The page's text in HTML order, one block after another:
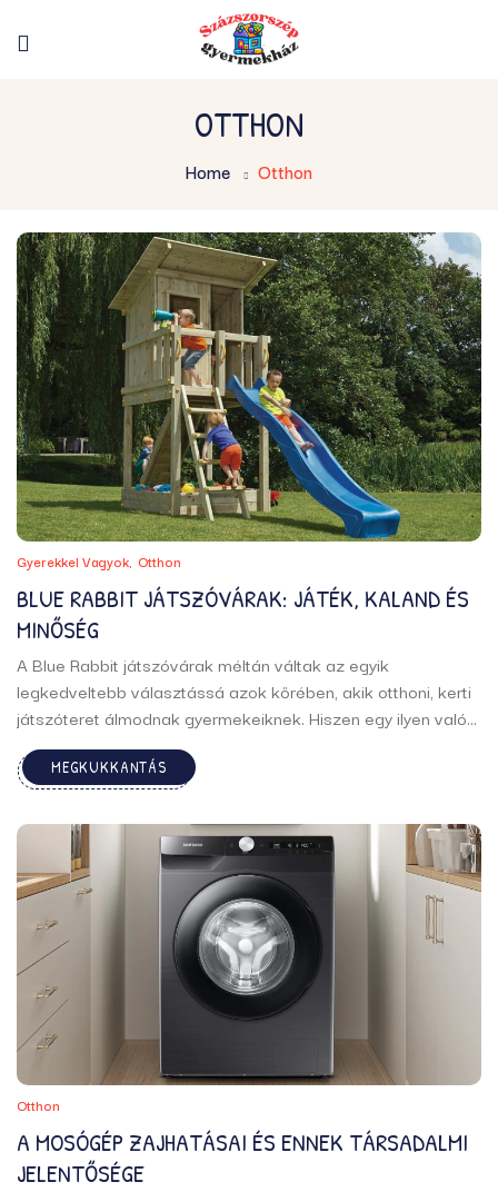
OTTHON
Home Otthon
Gyerekkel Vagyok Otthon
BLUE RABBIT JÁTSZÓVÁRAK: JÁTÉK, KALAND ÉS
MINŐSÉG
A Blue Rabbit játszóvárak méltán váltak az egyik
legkedveltebb választássá azok körében, akik otthoni, kerti
játszóteret álmodnak gyermekeiknek. Hiszen egy ilyen valódi
élményközpont, amiben minden megtalálható, amit egy
gyermek csak kívánhat: mászás, csúszdázás, hintázás,
rejtőzködés, kalandozás és rengeteg nevetés. A Blue Rabbit
rendszerek szépek, ...
MEGKUKKANTÁS
Otthon
A MOSÓGÉP ZAJHATÁSAI ÉS ENNEK TÁRSADALMI
JELENTŐSÉGE